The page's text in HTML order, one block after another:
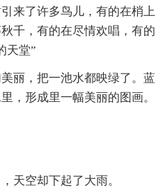
来了许多鸟儿，有的在梢上
千，有的在尽情欢唱，有的
天堂”
丽，把一池水都映绿了。蓝
，形成里一幅美丽的图画。
天空却下起了大雨。